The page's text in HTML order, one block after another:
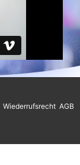
Wiederrufsrecht AGB